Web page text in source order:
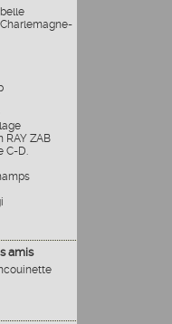
RAY ZAB
C-D.
amis